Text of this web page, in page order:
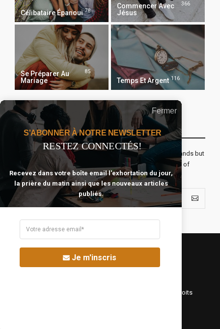
Célibataire Épanoui 78
Commencer Avec
Jésus
366
Se Préparer Au
Mariage
85
Temps Et Argent 116
Recevoir Notre Newsletter Chaque Matin
The real voyage of discovery consists not in seeking new lands but
seeing with new eyes. All journeys have secret destinations of
which the traveler is unaware.
©Fréquence Chrétienne Production 2016-2025. Tous droits
Fermer
S'ABONNER À NOTRE NEWSLETTER
RESTEZ CONNECTÉS!
Recevez dans votre boîte email l'exhortation du jour,
la prière du matin ainsi que les nouveaux articles
publiés.
Je m'inscris